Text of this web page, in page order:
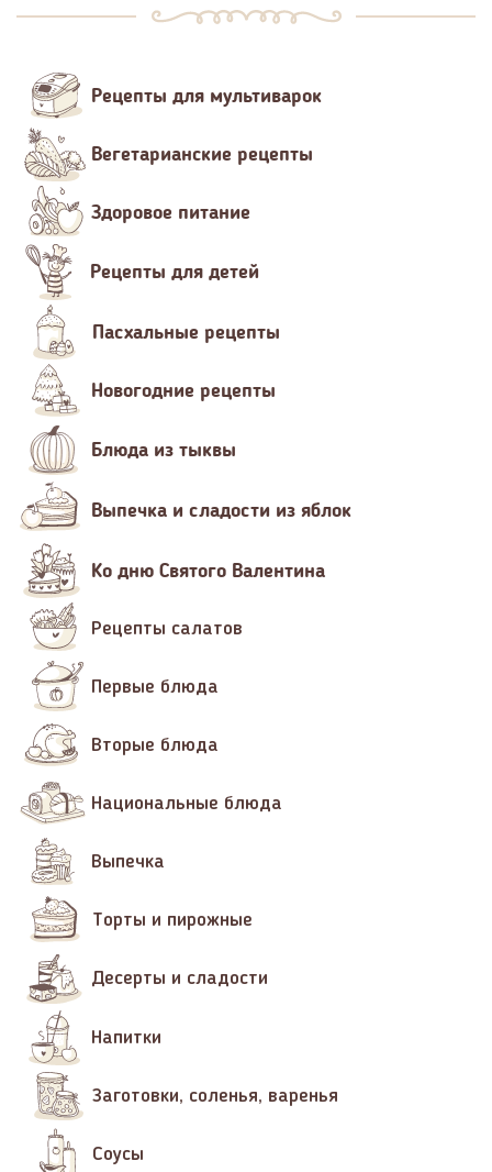
Рецепты для мультиварок
Вегетарианские рецепты
Здоровое питание
Рецепты для детей
Пасхальные рецепты
Новогодние рецепты
Блюда из тыквы
Выпечка и сладости из яблок
Ко дню Святого Валентина
Рецепты салатов
Первые блюда
Вторые блюда
Национальные блюда
Выпечка
Торты и пирожные
Десерты и сладости
Напитки
Заготовки, соленья, варенья
Соусы